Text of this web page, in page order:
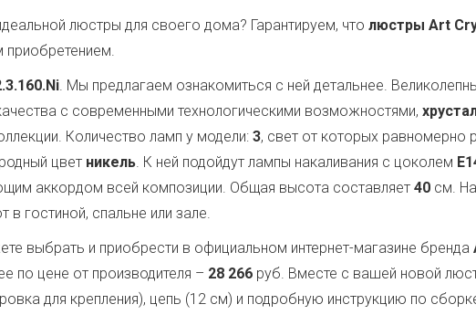
люстры для своего дома? Гарантируем, что люстры Art
приобретением.
. Мы предлагаем ознакомиться с ней детальнее.
с современными технологическими возможностями,
Количество ламп у модели: 3, свет от которых равномерно
цвет никель. К ней подойдут лампы накаливания с цоколем
аккордом всей композиции. Общая высота составляет 40 см.
гостиной, спальне или зале.
выбрать и приобрести в официальном интернет-магазине бренда
по цене от производителя – 28 266 руб. Вместе с вашей новой
для крепления), цепь (12 см) и подробную инструкцию по